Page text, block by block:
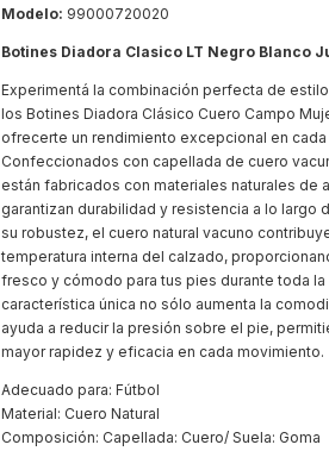
Modelo: 99000720020
Botines Diadora Clasico LT Negro Blanco
Experimentá la combinación perfecta de
los Botines Diadora Clásico Cuero Campo
ofrecerte un rendimiento excepcional en cada
Confeccionados con capellada de cuero
están fabricados con materiales naturales de
garantizan durabilidad y resistencia a lo largo
su robustez, el cuero natural vacuno
temperatura interna del calzado,
fresco y cómodo para tus pies durante toda la
característica única no sólo aumenta la
ayuda a reducir la presión sobre el pie,
mayor rapidez y eficacia en cada movimiento.
Adecuado para: Fútbol
Material: Cuero Natural
Composición: Capellada: Cuero/ Suela: Goma